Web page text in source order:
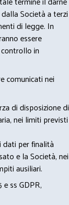
Società a terzi
di legge. In
essere
in
comunicati nei
di disposizione di
nei limiti previsti
dati per finalità
e la Società, nei
ausiliari.
ss GDPR,